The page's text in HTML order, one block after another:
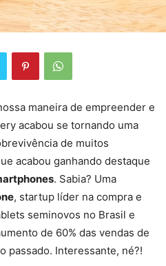
maneira de empreender e
acabou se tornando uma
de muitos
acabou ganhando destaque
. Sabia? Uma
, startup líder na compra e
seminovos no Brasil e
de 60% das vendas de
passado. Interessante, né?!